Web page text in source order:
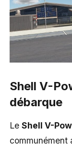
Shell V-
débarque
Le Shell V-
communément